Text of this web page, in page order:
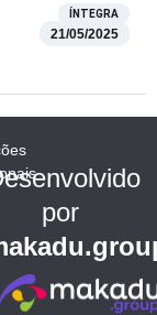
ÍNTEGRA
21/05/2025
por